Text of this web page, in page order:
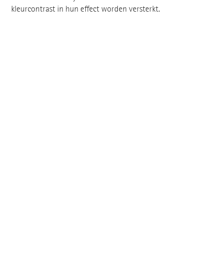
kleurcontrast in hun effect worden versterkt.